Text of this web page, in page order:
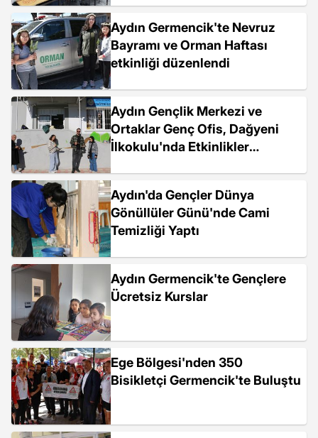
Aydın Germencik'te Nevruz
Bayramı ve Orman Haftası
etkinliği düzenlendi
Aydın Gençlik Merkezi ve
Ortaklar Genç Ofis, Dağyeni
İlkokulu'nda Etkinlikler
Aydın'da Gençler Dünya
Gönüllüler Günü'nde Cami
Temizliği Yaptı
Aydın Germencik'te Gençlere
Ücretsiz Kurslar
Ege Bölgesi'nden 350
Bisikletçi Germencik'te Buluştu